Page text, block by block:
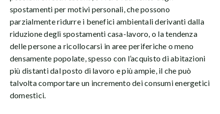
spostamenti per motivi personali, che possono
parzialmente ridurre i benefici ambientali derivanti dalla
riduzione degli spostamenti casa-lavoro, o la tendenza
delle persone a ricollocarsi in aree periferiche o meno
densamente popolate, spesso con l’acquisto di abitazioni
più distanti dal posto di lavoro e più ampie, il che può
talvolta comportare un incremento dei consumi energetici
domestici.